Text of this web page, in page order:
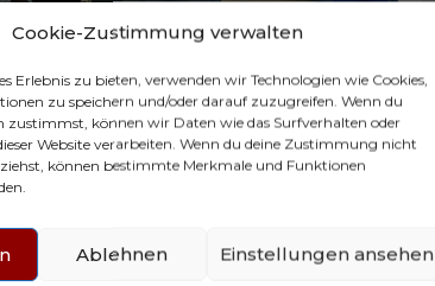
Cookie-Zustimmung verwalten
Erlebnis zu bieten, verwenden wir Technologien wie Cookies,
zu speichern und/oder darauf zuzugreifen. Wenn du
zustimmst, können wir Daten wie das Surfverhalten oder
Website verarbeiten. Wenn du deine Zustimmung nicht
können bestimmte Merkmale und Funktionen
Ablehnen Einstellungen ansehen
gefordert.